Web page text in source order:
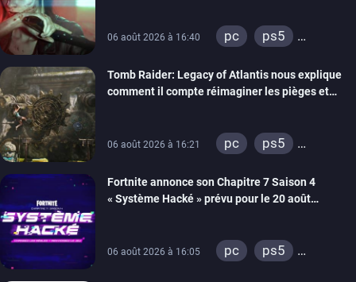
06 août 2026 à 16:40 pc
ps5
switch 2
Tomb Raider: Legacy of Atlantis nous explique
comment il compte réimaginer les pièges et
06 août 2026 à 16:21 pc
ps5
switch 2
Fortnite annonce son Chapitre 7 Saison 4
« Système Hacké » prévu pour le 20 août
06 août 2026 à 16:05 pc
ps5